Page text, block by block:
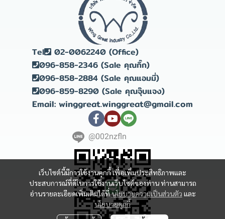
เว็บไซต์นี้มีการใช้งานคุกกี้ เพื่อเพิ่มประสิทธิภาพและ
ประสบการณ์ที่ดีในการใช้งานเว็บไซต์ของท่าน ท่านสามารถ
อ่านรายละเอียดเพิ่มเติมได้ที่นโยบายความเป็นส่วนตัว และ
นโยบายคุกกี้
Tel
02-0062240 (Office)
096-858-2346 (Sale คุณกิ๊ก)
096-858-2884 (Sale คุณแอมมี่)
096-859-8290 (Sale คุณจุ๊บแจง)
Email: winggreat.winggreat@gmail.com
@002nzfln